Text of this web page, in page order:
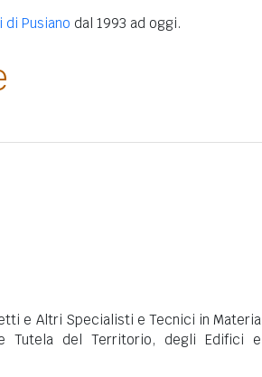
Pusiano dal 1993 ad oggi.
e Altri Specialisti e Tecnici in Materia
Tutela del Territorio, degli Edifici e